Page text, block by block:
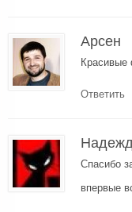
Арсен
Красивые
Ответить
Спасибо
впервые